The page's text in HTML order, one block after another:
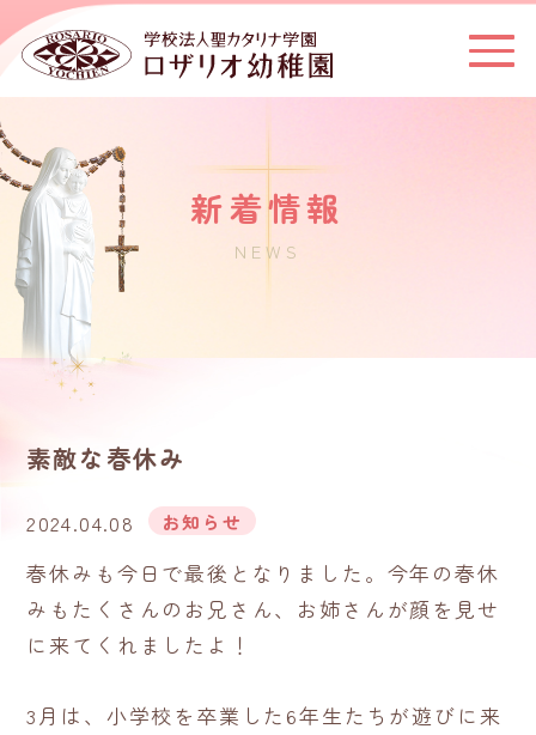
新着情報
NEWS
素敵な春休み
2024.04.08 お知らせ
春休みも今日で最後となりました。今年の春休
みもたくさんのお兄さん、お姉さんが顔を見せ
に来てくれましたよ！
3月は、小学校を卒業した6年生たちが遊びに来